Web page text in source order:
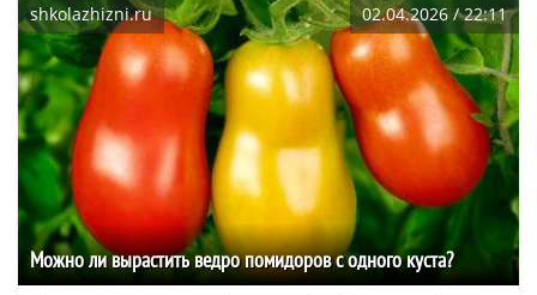
shkolazhizni.ru 02.04.2026 / 22:11
Можно ли вырастить ведро помидоров с одного куста?